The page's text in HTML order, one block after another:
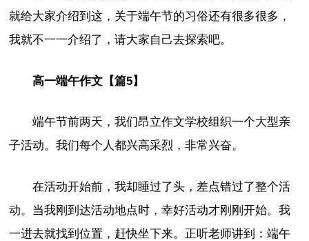
就给大家介绍到这，关于端午节的习俗还有很多很多，
我就不一一介绍了，请大家自己去探索吧。
高一端午作文【篇5】
端午节前两天，我们昂立作文学校组织一个大型亲
子活动。我们每个人都兴高采烈，非常兴奋。
在活动开始前，我却睡过了头，差点错过了整个活
动。当我刚到达活动地点时，幸好活动才刚刚开始。我
一进去就找到位置，赶快坐下来。正听老师讲到：端午